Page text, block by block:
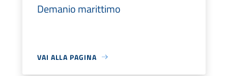
Demanio marittimo
VAI ALLA PAGINA